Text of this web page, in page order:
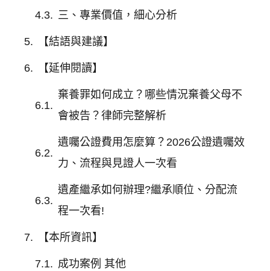
三、專業價值，細心分析
【結語與建議】
【延伸閱讀】
棄養罪如何成立？哪些情況棄養父母不
會被告？律師完整解析
遺囑公證費用怎麼算？2026公證遺囑效
力、流程與見證人一次看
遺產繼承如何辦理?繼承順位、分配流
程一次看!
【本所資訊】
成功案例 其他